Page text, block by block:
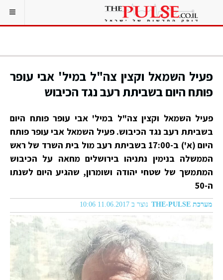
פעיל השמאל וקצין צה"ל במיל' אבי עופר
פותח היום בשביתת רעב נגד הכיבוש
פעיל השמאל וקצין צה"ל במיל' אבי עופר פותח היום
בשביתת רעב נגד הכיבוש. פעיל השמאל אבי עופר פותח
היום (א') ב-17:00 בשביתת רעב מול בית השרד של ראש
הממשלה בנימין נתניהו בירושלים מחאה על הכיבוש
המתמשך של שטחי יהודה ושומרון, שהגיע היום לשנתו
ה-50
מערכת THE-PULSE נוצר ב 11.06.2017 10:06